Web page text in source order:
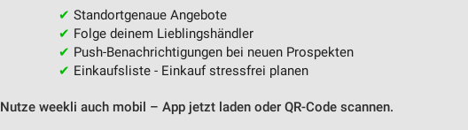
✔ Standortgenaue Angebote
✔ Folge deinem Lieblingshändler
✔ Push-Benachrichtigungen bei neuen Prospekten
✔ Einkaufsliste - Einkauf stressfrei planen
Nutze weekli auch mobil – App jetzt laden oder QR-Code scannen.